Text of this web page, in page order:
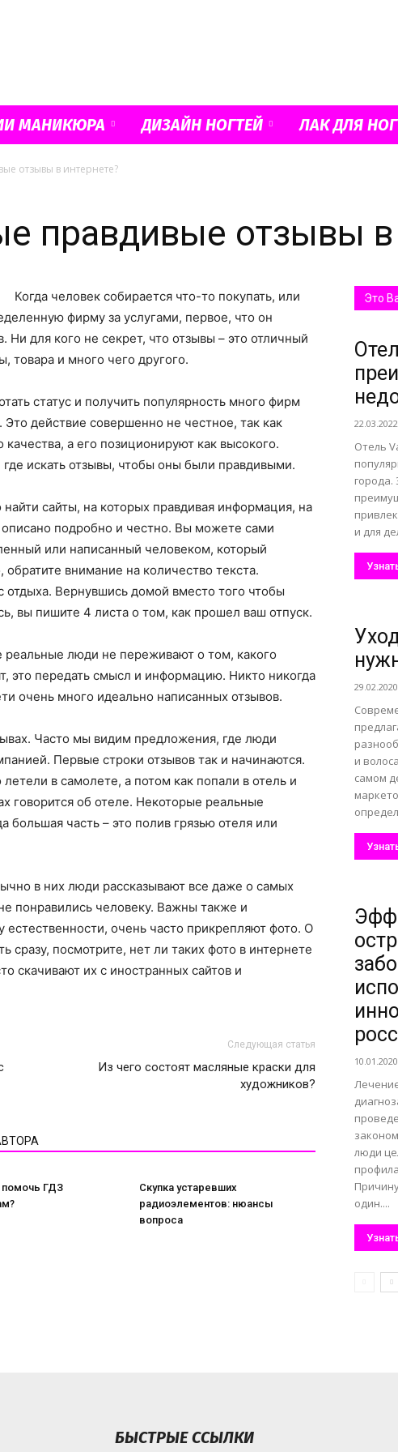
Французский
и
все
о
МАНИКЮРА ДИЗАЙН НОГТЕЙ ЛАК ДЛЯ
отзывы в интернете?
правдивые отзывы в
Когда человек собирается что-то покупать, или
фирму за услугами, первое, что он
Ни для кого не секрет, что отзывы – это отличный
товара и много чего другого.
статус и получить популярность много фирм
действие совершенно не честное, так как
качества, а его позиционируют как высокого.
искать отзывы, чтобы оны были правдивыми.
сайты, на которых правдивая информация, на
описано подробно и честно. Вы можете сами
или написанный человеком, который
обратите внимание на количество текста.
отдыха. Вернувшись домой вместо того чтобы
вы пишите 4 листа о том, как прошел ваш отпуск.
реальные люди не переживают о том, какого
это передать смысл и информацию. Никто никогда
очень много идеально написанных отзывов.
Часто мы видим предложения, где люди
Первые строки отзывов так и начинаются.
в самолете, а потом как попали в отель и
говорится об отеле. Некоторые реальные
большая часть – это полив грязью отеля или
в них люди рассказывают все даже о самых
понравились человеку. Важны также и
очень часто прикрепляют фото. О
сразу, посмотрите, нет ли таких фото в интернете
скачивают их с иностранных сайтов и
Следующая статья
Из чего состоят масляные краски для
художников?
помочь ГДЗ
Скупка устаревших
радиоэлементов: нюансы
вопроса
Это
22.03.2022
Отель
города.
и для
29.02.2020
и
самом
10.01.2020
люди
один....
БЫСТРЫЕ ССЫЛКИ